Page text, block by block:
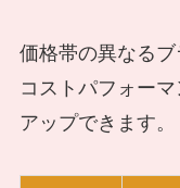
価格帯の異なるブ
コストパフォー
アップできます。